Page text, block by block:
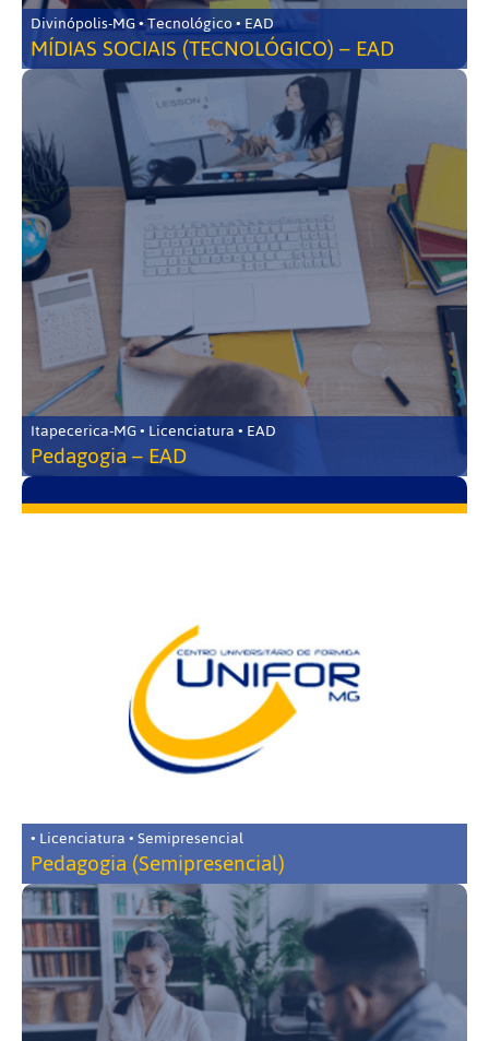
Divinópolis-MG • Tecnológico • EAD
MÍDIAS SOCIAIS (TECNOLÓGICO) – EAD
Itapecerica-MG • Licenciatura • EAD
Pedagogia – EAD
• Licenciatura • Semipresencial
Pedagogia (Semipresencial)